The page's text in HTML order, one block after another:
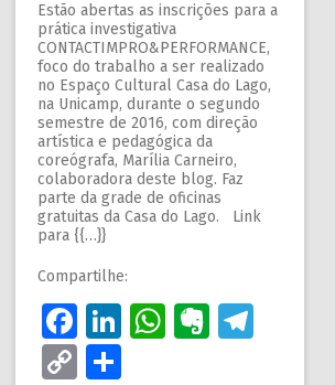
Estão abertas as inscrições para a
prática investigativa
CONTACTIMPRO&PERFORMANCE,
foco do trabalho a ser realizado
no Espaço Cultural Casa do Lago,
na Unicamp, durante o segundo
semestre de 2016, com direção
artística e pedagógica da
coreógrafa, Marília Carneiro,
colaboradora deste blog. Faz
parte da grade de oficinas
gratuitas da Casa do Lago. Link
para {{…}}
Compartilhe:
Facebook
LinkedIn
WhatsApp
Evernote
Copy